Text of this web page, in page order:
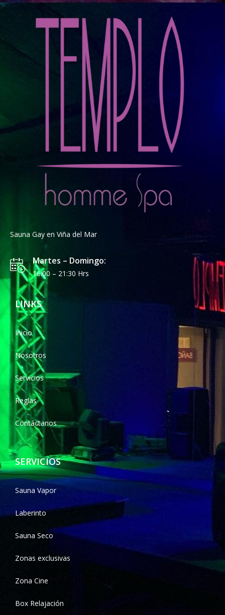
Sauna Gay en Viña del Mar
Martes – Domingo:
16:00 – 21:30 Hrs
LINKS
Inicio
Nosotros
Servicios
Reglas
Contáctanos
SERVICIOS
Sauna Vapor
Laberinto
Sauna Seco
Zonas exclusivas
Zona Cine
Box Relajación